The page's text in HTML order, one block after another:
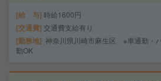
給 与 時給1600円
交通費 交通費支給有り
勤務地 神奈川県川崎市麻生区 ※車通勤・
勤OK